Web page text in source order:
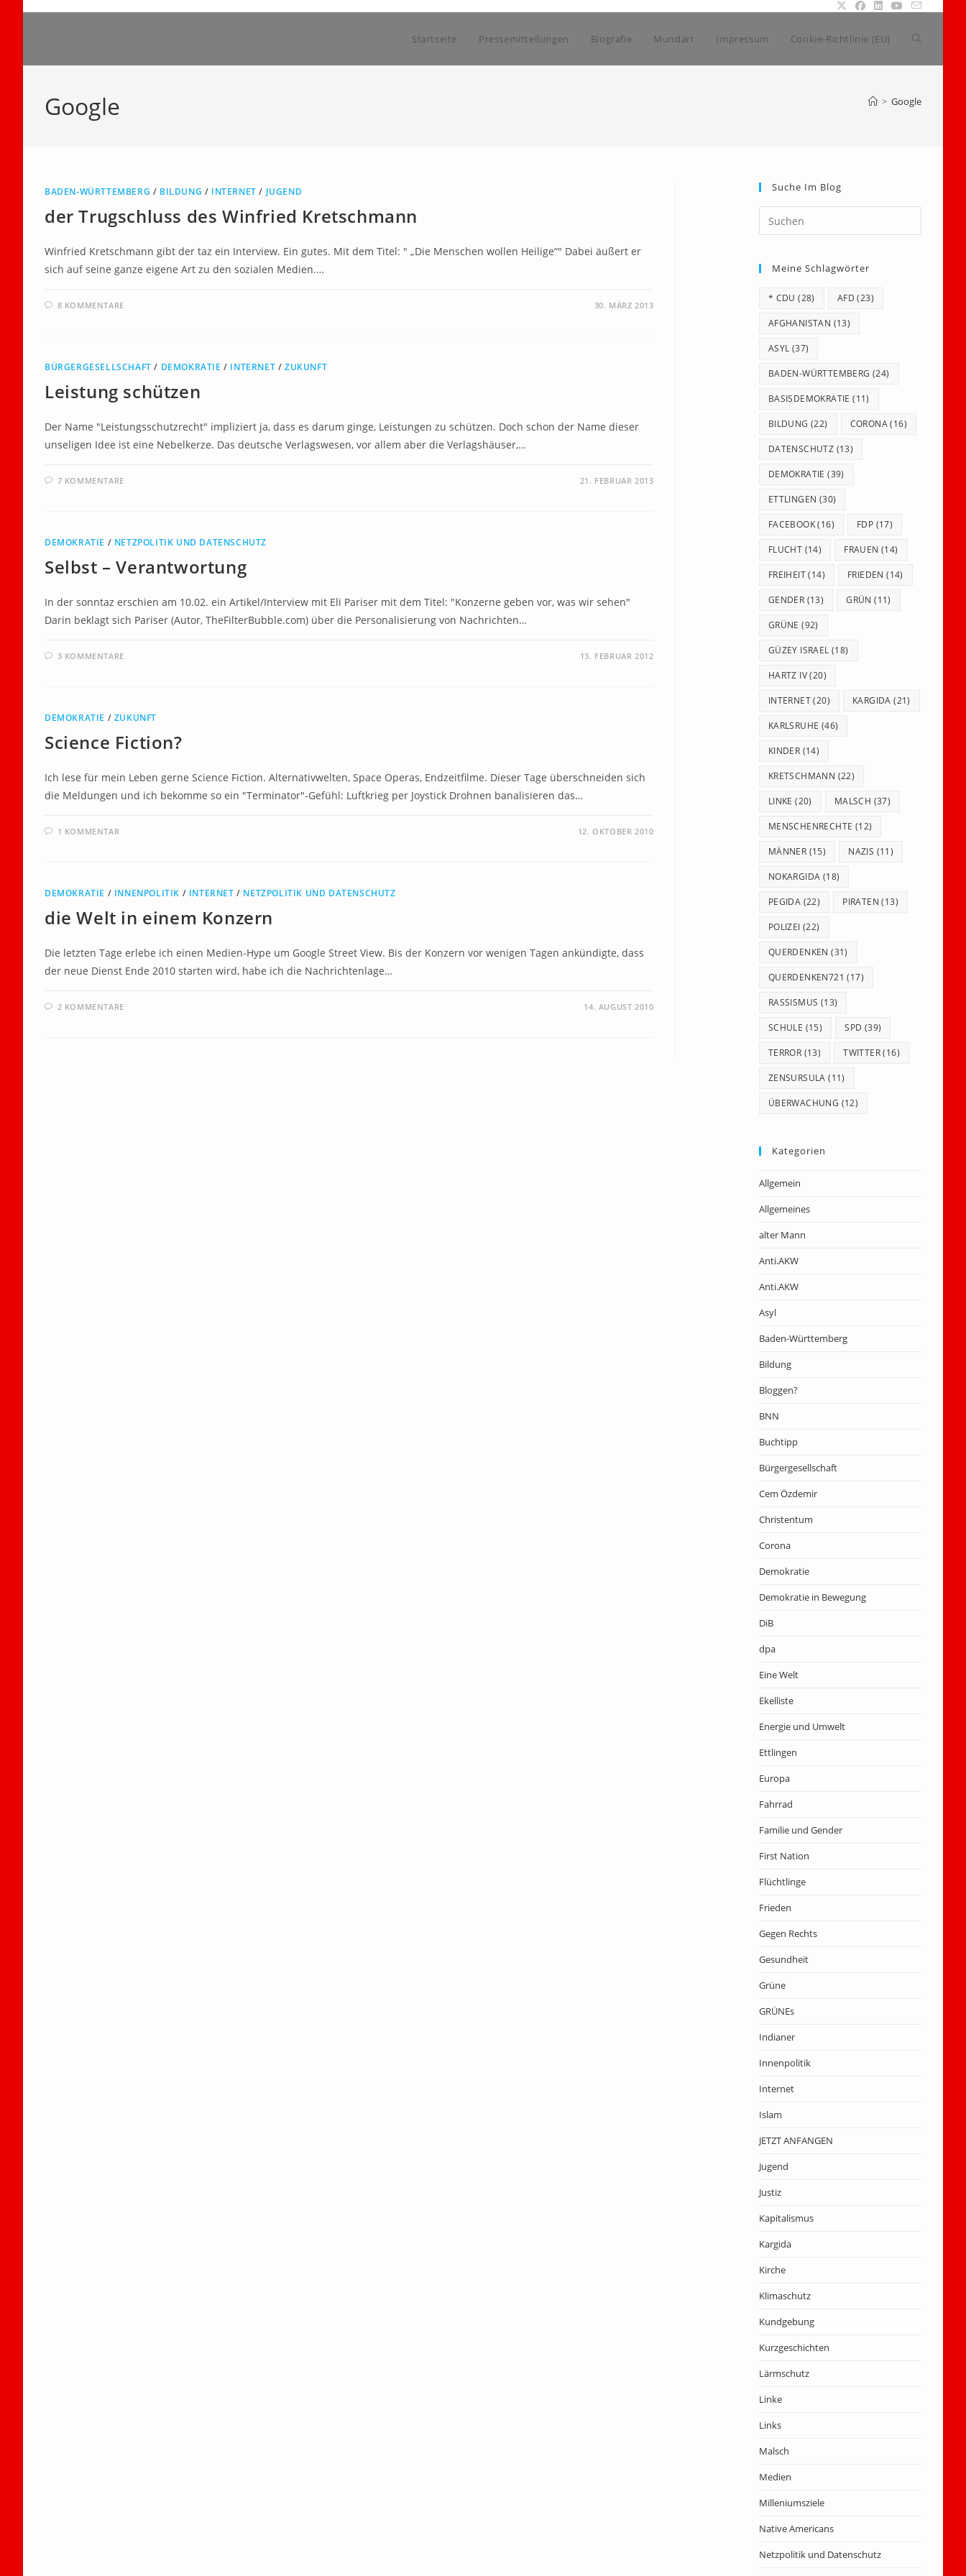
Startseite Pressemitteilungen Biografie Mundart Impressum Cookie-Richtlinie (EU) Website-
Google > Google
BADEN-WÜRTTEMBERG / BILDUNG / INTERNET / JUGEND
der Trugschluss des Winfried Kretschmann
Winfried Kretschmann gibt der taz ein Interview. Ein gutes. Mit dem Titel: " „Die Menschen wollen Heilige“" Dabei äußert er
sich auf seine ganze eigene Art zu den sozialen Medien.…
8 KOMMENTARE 30. MÄRZ 2013
BÜRGERGESELLSCHAFT / DEMOKRATIE / INTERNET /ZUKUNFT
Leistung schützen
Der Name "Leistungsschutzrecht" impliziert ja, dass es darum ginge, Leistungen zu schützen. Doch schon der Name dieser
unseligen Idee ist eine Nebelkerze. Das deutsche Verlagswesen, vor allem aber die Verlagshäuser,…
7 KOMMENTARE 21. FEBRUAR 2013
DEMOKRATIE / NETZPOLITIK UND DATENSCHUTZ
Selbst – Verantwortung
In der sonntaz erschien am 10.02. ein Artikel/Interview mit Eli Pariser mit dem Titel: "Konzerne geben vor, was wir sehen"
Darin beklagt sich Pariser (Autor, TheFilterBubble.com) über die Personalisierung von Nachrichten…
3 KOMMENTARE 13. FEBRUAR 2012
DEMOKRATIE / ZUKUNFT
Science Fiction?
Ich lese für mein Leben gerne Science Fiction. Alternativwelten, Space Operas, Endzeitfilme. Dieser Tage überschneiden sich
die Meldungen und ich bekomme so ein "Terminator"-Gefühl: Luftkrieg per Joystick Drohnen banalisieren das…
1 KOMMENTAR 12. OKTOBER 2010
DEMOKRATIE / INNENPOLITIK / INTERNET / NETZPOLITIK UND DATENSCHUTZ
die Welt in einem Konzern
Die letzten Tage erlebe ich einen Medien-Hype um Google Street View. Bis der Konzern vor wenigen Tagen ankündigte, dass
der neue Dienst Ende 2010 starten wird, habe ich die Nachrichtenlage…
2 KOMMENTARE 14. AUGUST 2010
Suche Im Blog
Escape
Meine Schlagwörter
* CDU (28) AFD (23)
AFGHANISTAN (13)
ASYL (37)
BADEN-WÜRTTEMBERG (24)
BASISDEMOKRATIE (11)
BILDUNG (22) CORONA(16)
DATENSCHUTZ (13)
DEMOKRATIE (39)
ETTLINGEN (30)
FACEBOOK(16) FDP (17)
FLUCHT (14) FRAUEN (14)
FREIHEIT(14) FRIEDEN (14)
GENDER (13) GRÜN (11)
GRÜNE (92)
GÜZEY ISRAEL (18)
HARTZ IV(20)
INTERNET(20) KARGIDA (21)
KARLSRUHE (46)
KINDER (14)
KRETSCHMANN (22)
LINKE (20) MALSCH (37)
MENSCHENRECHTE (12)
MÄNNER (15) NAZIS (11)
NOKARGIDA (18)
PEGIDA (22) PIRATEN (13)
POLIZEI (22)
QUERDENKEN (31)
QUERDENKEN721 (17)
RASSISMUS (13)
SCHULE (15) SPD (39)
TERROR (13) TWITTER(16)
ZENSURSULA (11)
ÜBERWACHUNG (12)
Kategorien
Allgemein
Allgemeines
alter Mann
Anti.AKW
Anti.AKW
Asyl
Baden-Württemberg
Bildung
Bloggen?
BNN
Buchtipp
Bürgergesellschaft
Cem Özdemir
Christentum
Corona
Demokratie
Demokratie in Bewegung
DiB
dpa
Eine Welt
Ekelliste
Energie und Umwelt
Ettlingen
Europa
Fahrrad
Familie und Gender
First Nation
Flüchtlinge
Frieden
Gegen Rechts
Gesundheit
Grüne
GRÜNEs
Indianer
Innenpolitik
Internet
Islam
JETZT ANFANGEN
Jugend
Justiz
Kapitalismus
Kargida
Kirche
Klimaschutz
Kundgebung
Kurzgeschichten
Lärmschutz
Linke
Links
Malsch
Medien
Milleniumsziele
Native Americans
Netzpolitik und Datenschutz